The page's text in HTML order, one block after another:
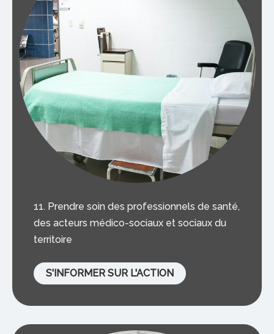
11. Prendre soin des professionnels de santé,
des acteurs médico-sociaux et sociaux du
territoire
S'INFORMER SUR L'ACTION